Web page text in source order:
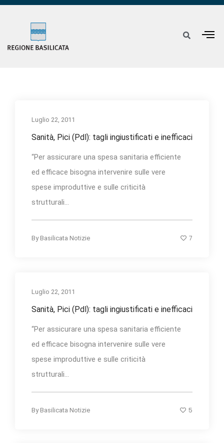
Luglio 22, 2011
Sanità, Pici (Pdl): tagli ingiustificati e inefficaci
“Per assicurare una spesa sanitaria efficiente
ed efficace bisogna intervenire sulle vere
spese improduttive e sulle criticità
strutturali...
By Basilicata Notizie 7
Luglio 22, 2011
Sanità, Pici (Pdl): tagli ingiustificati e inefficaci
“Per assicurare una spesa sanitaria efficiente
ed efficace bisogna intervenire sulle vere
spese improduttive e sulle criticità
strutturali...
By Basilicata Notizie 5